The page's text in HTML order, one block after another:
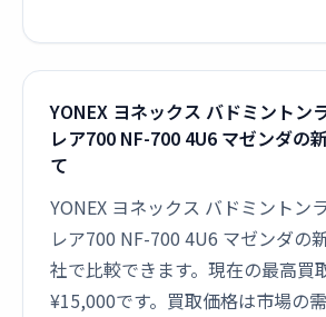
YONEX ヨネックス バドミントン
レア700 NF-700 4U6 マゼンダの
て
YONEX ヨネックス バドミントン
レア700 NF-700 4U6 マゼンダの
社で比較できます。現在の最高買
¥15,000です。買取価格は市場の